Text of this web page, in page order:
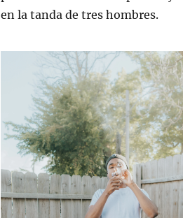
en la tanda de tres hombres.